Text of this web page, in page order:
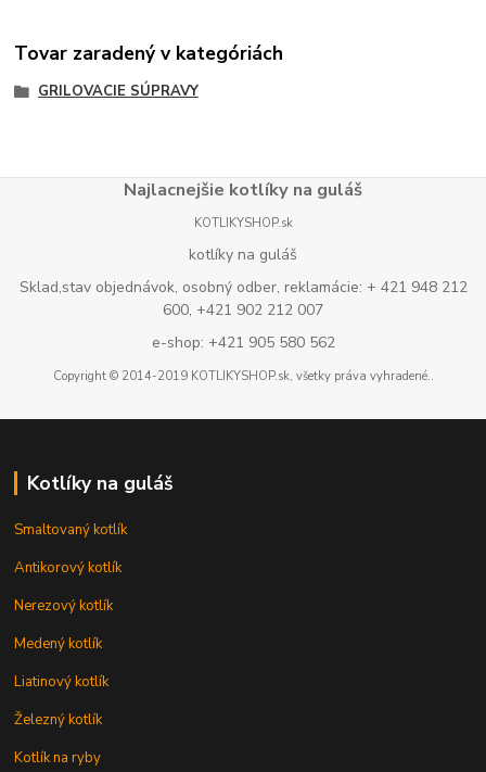
Tovar zaradený v kategóriách
GRILOVACIE SÚPRAVY
Najlacnejšie kotlíky na guláš
KOTLIKYSHOP.sk
kotlíky na guláš
Sklad,stav objednávok, osobný odber, reklamácie: + 421 948 212
600, +421 902 212 007
e-shop: +421 905 580 562
Copyright © 2014-2019 KOTLIKYSHOP.sk, všetky práva vyhradené..
Kotlíky na guláš
Smaltovaný kotlík
Antikorový kotlík
Nerezový kotlík
Medený kotlík
Liatinový kotlík
Železný kotlík
Kotlík na ryby